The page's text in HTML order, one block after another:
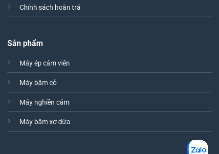
Chính sách hoàn trả
Sản phẩm
Máy ép cám viên
Máy băm cỏ
Máy nghiền cám
Máy băm xơ dừa